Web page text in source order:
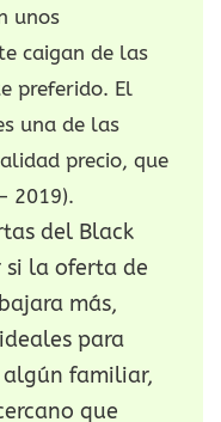
unos
caigan de las
preferido. El
una de las
precio, que
2019).
del Black
la oferta de
más,
para
familiar,
que